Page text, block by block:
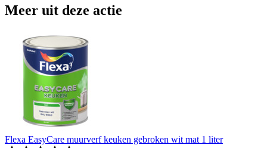
Meer uit deze actie
Flexa EasyCare muurverf keuken gebroken wit mat 1 liter